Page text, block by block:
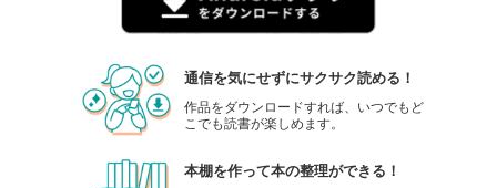
通信を気にせずにサクサク読める！
作品をダウンロードすれば、いつでもど
こでも読書が楽しめます。
本棚を作って本の整理ができる！